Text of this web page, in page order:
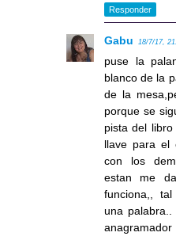
Responder
Gabu 18/7/17,
puse la
blanco de la
de la
porque se
pista del
llave para el
con los
estan me
funciona,,
una
anagramador